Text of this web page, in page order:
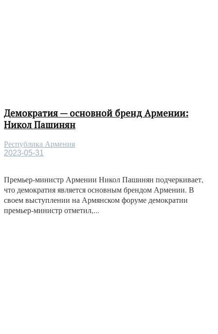
Демократия — основной бренд Армении:
Никол Пашинян
Республика Армения
2023-05-31
Премьер-министр Армении Никол Пашинян подчеркивает,
что демократия является основным брендом Армении. В
своем выступлении на Армянском форуме демократии
премьер-министр отметил,...